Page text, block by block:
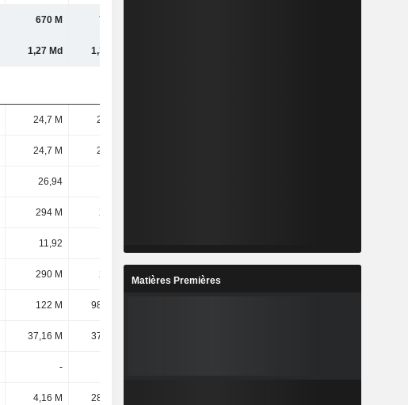
670 M 712 M
1,27 Md 1,33 Md
24,7 M 24,7 M
24,7 M 24,7 M
26,94
294 M 256 M
11,92
290 M 291 M 821 M
122 M 98,28 M
37,16 M 37,67 M
-
4,16 M 28,27 M
Matières Premières